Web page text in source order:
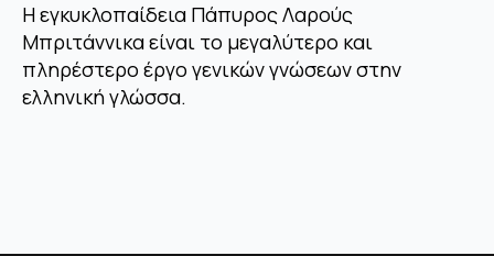
Η εγκυκλοπαίδεια Πάπυρος Λαρούς
Μπριτάννικα είναι το μεγαλύτερο και
πληρέστερο έργο γενικών γνώσεων στην
ελληνική γλώσσα.